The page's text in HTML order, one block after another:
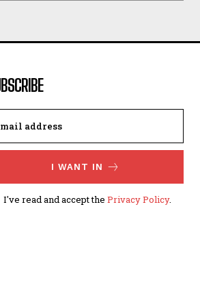
I WANT IN
I've read and accept the Privacy Policy.